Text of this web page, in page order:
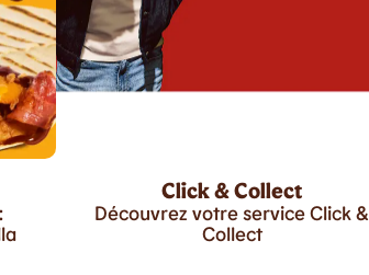
Click & Collect
Découvrez votre service Click &
Collect